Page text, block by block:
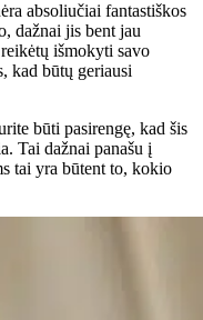
absoliučiai fantastiškos
dažnai jis bent jau
išmokyti savo
kad būtų geriausi
būti pasirengę, kad šis
Tai dažnai panašu į
tai yra būtent to, kokio